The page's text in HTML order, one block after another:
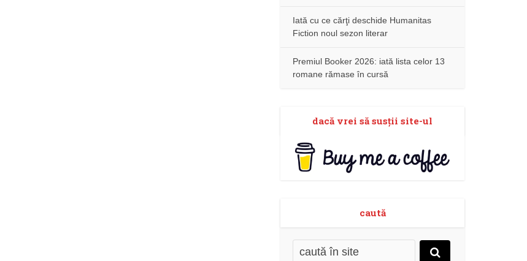
Iată cu ce cărţi deschide Humanitas
Fiction noul sezon literar
Premiul Booker 2026: iată lista celor 13
romane rămase în cursă
dacă vrei să susţii site-ul
caută